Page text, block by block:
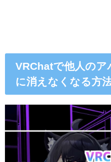
VRChatで他人のア
に消えなくなる方